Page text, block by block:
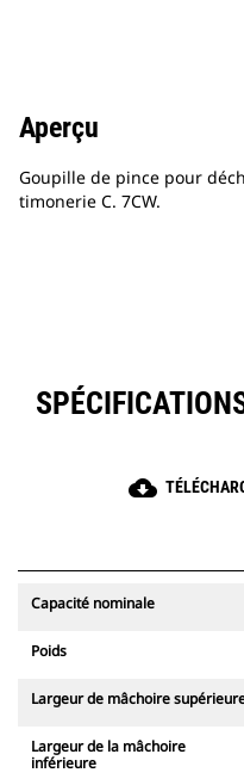
Aperçu
Goupille de pince pour
timonerie C. 7CW.
cloud_download
Capacité nominale
Poids
Largeur de mâchoire
Largeur de la mâchoire
inférieure